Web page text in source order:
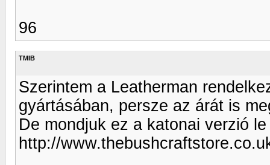
96
TMIB
Szerintem a Leatherman
gyártásában, persze az árát is
De mondjuk ez a katonai verzió
http://